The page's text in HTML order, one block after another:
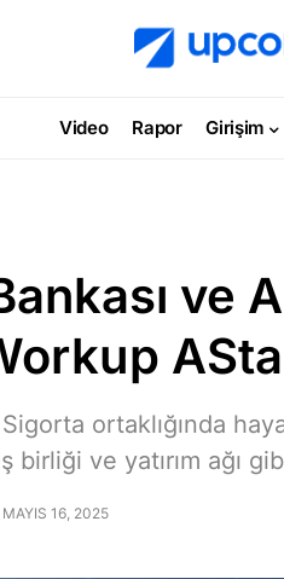
Video Rapor Girişim
ve
ortaklığında
ve yatırım ağı
MAYIS 16, 2025